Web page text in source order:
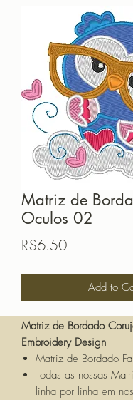
Matriz de
Oculos 02
R$6.50Price
Add to
Matriz de Bordado
Embroidery Design
Matriz de Bordado
Todas as nossas
linha por linha em